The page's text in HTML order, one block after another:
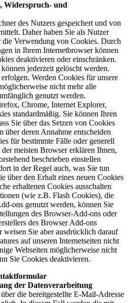
Widerspruch- und
des Nutzers gespeichert und von
Daher haben Sie als Nutzer
Verwendung von Cookies. Durch
in Ihrem Internetbrowser können
deaktivieren oder einschränken.
jederzeit gelöscht werden.
Werden Cookies für unsere
nicht mehr alle
genutzt werden.
Chrome, Internet Explorer,
standardmäßig. Sie können Ihren
Sie über das Setzen von Cookies
deren Annahme entscheiden
für bestimmte Fälle oder generell
meisten Browser erklären Ihnen,
beschrieben einstellen
in der Regel auch, was Sie tun
über den Erhalt eines neuen Cookies
erhaltenen Cookies ausschalten
(wie z.B. Flash Cookies), die
ons genutzt werden, können Sie
des Browser-Add-ons oder
des Browser Add-ons
weisen Sie aber ausdrücklich darauf
auf unseren Internetseiten nicht
Webseiten möglicherweise nicht
Sie Cookies deaktivieren.
der Datenverarbeitung
die bereitgestellte E-Mail-Adresse